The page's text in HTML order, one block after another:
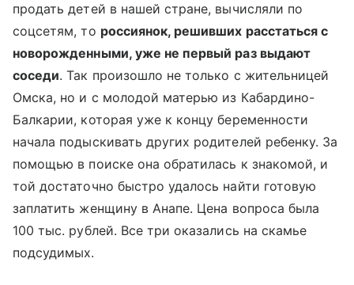
продать детей в нашей стране, вычисляли по
соцсетям, то россиянок, решивших расстаться с
новорожденными, уже не первый раз выдают
соседи. Так произошло не только с жительницей
Омска, но и с молодой матерью из Кабардино-
Балкарии, которая уже к концу беременности
начала подыскивать других родителей ребенку. За
помощью в поиске она обратилась к знакомой, и
той достаточно быстро удалось найти готовую
заплатить женщину в Анапе. Цена вопроса была
100 тыс. рублей. Все три оказались на скамье
подсудимых.